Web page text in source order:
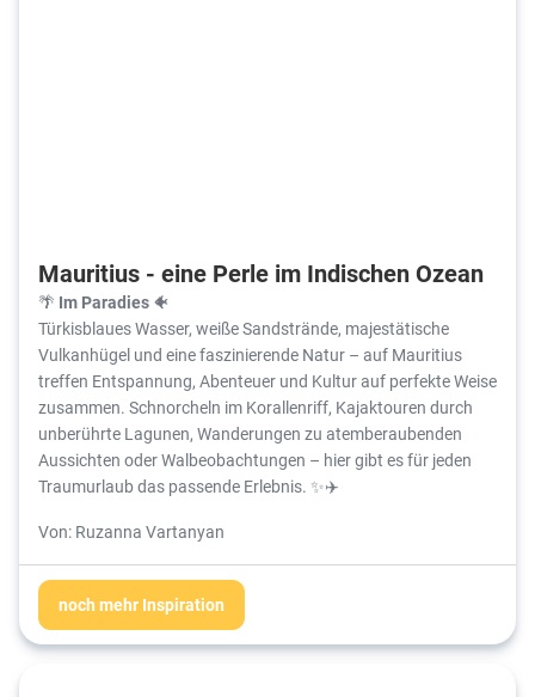
Mauritius - eine Perle im Indischen Ozean
🌴 Im Paradies 🐠
Türkisblaues Wasser, weiße Sandstrände, majestätische
Vulkanhügel und eine faszinierende Natur – auf Mauritius
treffen Entspannung, Abenteuer und Kultur auf perfekte Weise
zusammen. Schnorcheln im Korallenriff, Kajaktouren durch
unberührte Lagunen, Wanderungen zu atemberaubenden
Aussichten oder Walbeobachtungen – hier gibt es für jeden
Traumurlaub das passende Erlebnis. ✨✈️
Von: Ruzanna Vartanyan
noch mehr Inspiration